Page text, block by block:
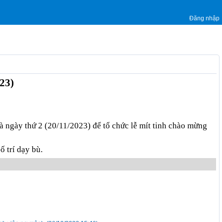
Đăng nhập
thứ 2 (20/11/2023) để tổ chức lễ mít tinh chào mừng
trí dạy bù.